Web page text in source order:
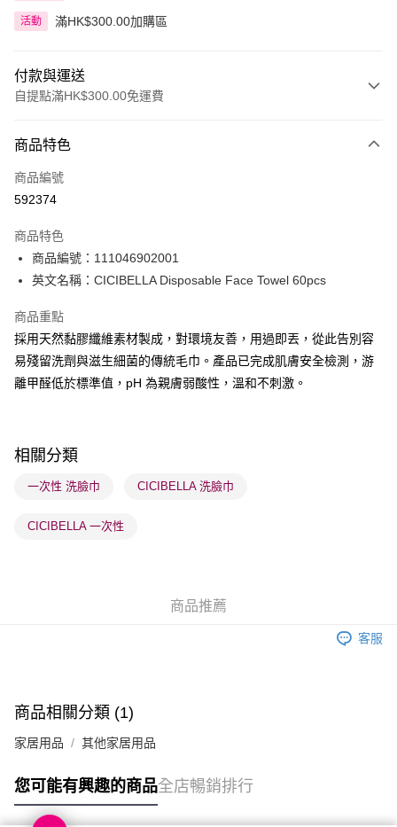
活動 滿HK$300.00加購區
付款與運送
自提點滿HK$300.00免運費
信用卡
Apple Pay
PayMe
WeChat Pay
BoC Pay
送貨方式
順豐自助櫃 - 確認發貨後1-3個工作天送達
順豐站及營業點 - 確認發貨後1-3個工作天送達
物流公司進行物流配送
取。逾期會取消訂單，並不會安排重寄
每筆HK$20.00，滿HK$100.00或以上免運費
澳門地區配送 - 確認發貨後1-4個工作天送達
商品特色
商品編號
592374
商品特色
商品編號：111046902001
英文名稱：CICIBELLA Disposable Face Towel 60pcs
商品重點
採用天然黏膠纖維素材製成，對環境友善，用過即丟，從此告別容
易殘留洗劑與滋生細菌的傳統毛巾。產品已完成肌膚安全檢測，游
離甲醛低於標準值，pH 為親膚弱酸性，溫和不刺激。
相關分類
一次性 洗臉巾 CICIBELLA 洗臉巾
CICIBELLA 一次性
商品推薦
客服
商品相關分類 (1)
家居用品 其他家居用品
您可能有興趣的商品全店暢銷排行